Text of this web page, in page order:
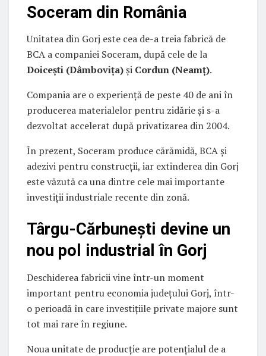
Soceram din România
Unitatea din Gorj este cea de-a treia fabrică de
BCA a companiei Soceram, după cele de la
Doicești (Dâmbovița)și Cordun (Neamț).
Compania are o experiență de peste 40 de ani în
producerea materialelor pentru zidărie și s-a
dezvoltat accelerat după privatizarea din 2004.
În prezent, Soceram produce cărămidă, BCA și
adezivi pentru construcții, iar extinderea din Gorj
este văzută ca una dintre cele mai importante
investiții industriale recente din zonă.
Târgu-Cărbunești devine un
nou pol industrial în Gorj
Deschiderea fabricii vine într-un moment
important pentru economia județului Gorj, într-
o perioadă în care investițiile private majore sunt
tot mai rare în regiune.
Noua unitate de producție are potențialul de a